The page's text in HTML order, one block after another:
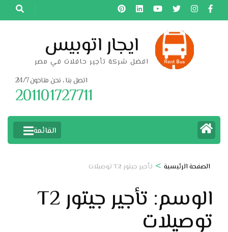
تخطى
إلى
ايجار اتوبيس
افضل شركة تأجير حافلات في مصر
اتصل بنا ، نحن متاحون 24/7
201101727711
القائمة
الصفحة الرئيسية > تأجير جيتور T2 توصيلات
الوسم: تأجير جيتور T2
توصيلات